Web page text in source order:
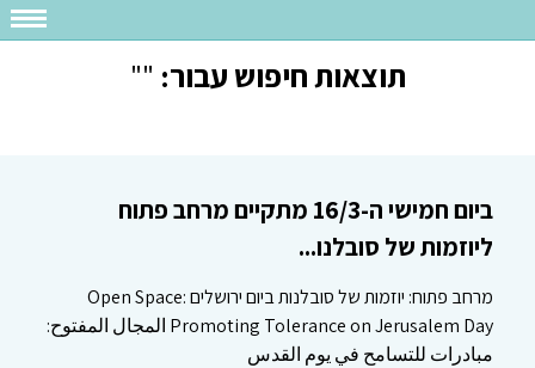
תוצאות חיפוש עבור: ""
ביום חמישי ה-16/3 מתקיים מרחב פתוח
ליוזמות של סובלנו...
מרחב פתוח: יוזמות של סובלנות ביום ירושלים Open Space:
Promoting Tolerance on Jerusalem Day المجال المفتوح:
مبادرات للتسامح في يوم القدس